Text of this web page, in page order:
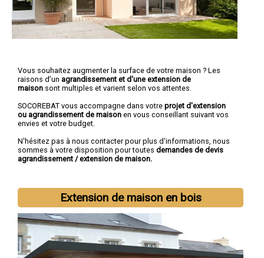
Vous souhaitez augmenter la surface de votre maison ? Les
raisons d’un agrandissement et d'une extension de
maison sont multiples et varient selon vos attentes.
SOCOREBAT vous accompagne dans votre projet d'extension
ou agrandissement de maison en vous conseillant suivant vos
envies et votre budget.
N'hésitez pas à nous contacter pour plus d'informations, nous
sommes à votre disposition pour toutes demandes de devis
agrandissement / extension de maison.
Extension de maison en bois